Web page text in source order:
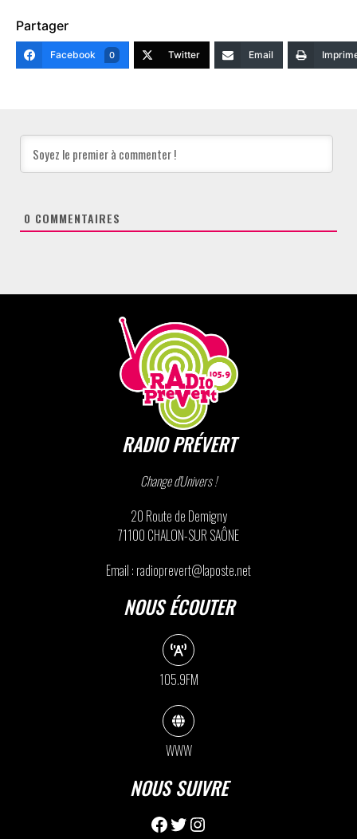
Partager
Facebook 0 Twitter Email
0 COMMENTAIRES
RADIO PRÉVERT
Change d'Univers !
20 Route de Demigny
71100 CHALON-SUR SAÔNE
Email : radioprevert@laposte.net
NOUS ÉCOUTER
105.9FM
WWW
NOUS SUIVRE
Facebook
TwitterInstagram